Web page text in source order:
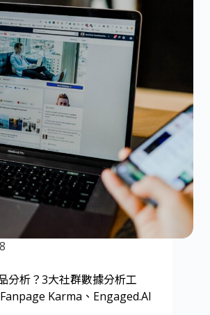
分析？3大社群數據分析工
Karma、Engaged.AI